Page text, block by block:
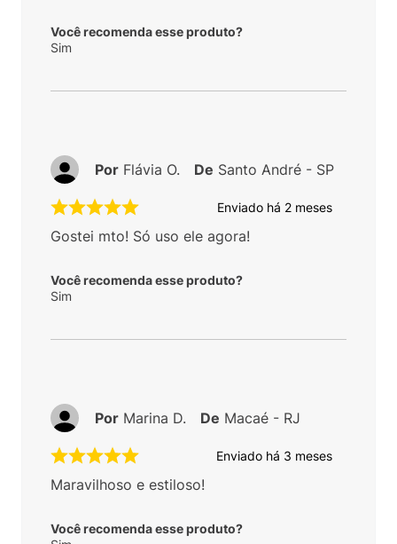
Você recomenda esse produto?
Sim
Enviado há 2 meses
Gostei mto! Só uso ele agora!
Você recomenda esse produto?
Sim
Por Flávia O. De Santo André - SP
Enviado há 3 meses
Maravilhoso e estiloso!
Você recomenda esse produto?
Por Marina D. De Macaé - RJ